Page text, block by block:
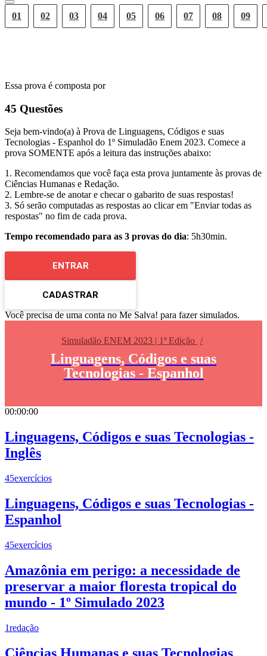
01 02 03 04 05 06 07 08 09
Essa prova é composta por
45 Questões
Seja bem-vindo(a) à Prova de Linguagens, Códigos e suas
Tecnologias - Espanhol do 1º Simuladão Enem 2023. Comece a
prova SOMENTE após a leitura das instruções abaixo:
1. Recomendamos que você faça esta prova juntamente às provas de
Ciências Humanas e Redação.
2. Lembre-se de anotar e checar o gabarito de suas respostas!
3. Só serão computadas as respostas ao clicar em "Enviar todas as
respostas" no fim de cada prova.
Tempo recomendado para as 3 provas do dia: 5h30min.
ENTRAR
CADASTRAR
Você precisa de uma conta no Me Salva! para fazer simulados.
Simuladão ENEM 2023 | 1ª Edição
Linguagens, Códigos e suas
Tecnologias - Espanhol
00:00:00
Linguagens, Códigos e suas Tecnologias -
Inglês
45exercícios
Linguagens, Códigos e suas Tecnologias -
Espanhol
45exercícios
Amazônia em perigo: a necessidade de
preservar a maior floresta tropical do
mundo - 1º Simulado 2023
1redação
Ciências Humanas e suas Tecnologias